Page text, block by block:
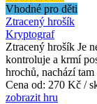
Vhodné pro děti
Ztracený hrošík
Kryptograf
Ztracený hrošík Je
kontroluje a krmí
hrochů, nachází tam
Cena od: 270 Kč /
zobrazit hru